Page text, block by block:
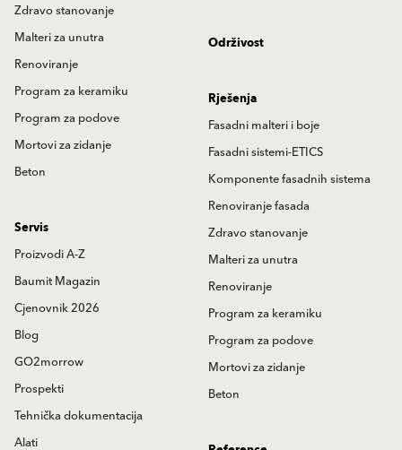
Zdravo stanovanje
Malteri za unutra
Renoviranje
Program za keramiku
Program za podove
Mortovi za zidanje
Beton
Održivost
Rješenja
Fasadni malteri i boje
Fasadni sistemi-ETICS
Komponente fasadnih sistema
Renoviranje fasada
Zdravo stanovanje
Malteri za unutra
Renoviranje
Program za keramiku
Program za podove
Mortovi za zidanje
Beton
Servis
Proizvodi A-Z
Baumit Magazin
Cjenovnik 2026
Blog
GO2morrow
Prospekti
Tehnička dokumentacija
Alati